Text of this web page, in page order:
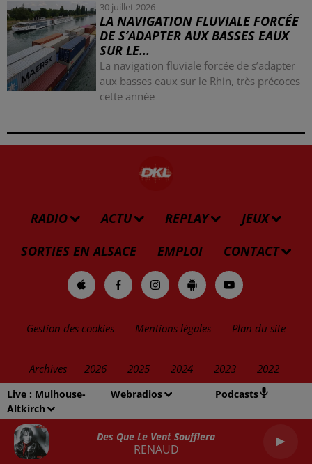
Live : Mulhouse-
Altkirch
Webradios Podcasts
Des Que Le Vent Soufflera
RENAUD
30 juillet 2026
LA NAVIGATION FLUVIALE FORCÉE
DE S’ADAPTER AUX BASSES EAUX
SUR LE...
La navigation fluviale forcée de s’adapter
aux basses eaux sur le Rhin, très précoces
cette année
RADIO ACTU REPLAY
JEUX
SORTIES EN ALSACE
EMPLOI CONTACT
Gestion des cookies Mentions légales Plan du site
Archives 2026 2025 2024 2023 2022